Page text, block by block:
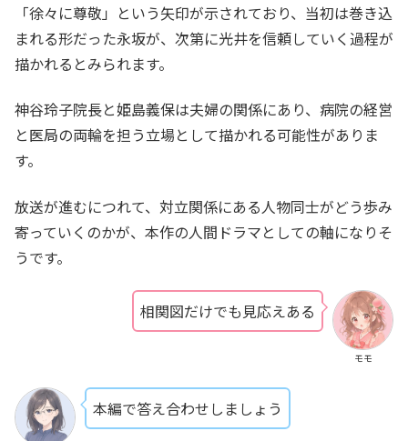
「徐々に尊敬」という矢印が示されており、当初は巻き込
まれる形だった永坂が、次第に光井を信頼していく過程が
描かれるとみられます。
神谷玲子院長と姫島義保は夫婦の関係にあり、病院の経営
と医局の両輪を担う立場として描かれる可能性がありま
す。
放送が進むにつれて、対立関係にある人物同士がどう歩み
寄っていくのかが、本作の人間ドラマとしての軸になりそ
うです。
モモ
相関図だけでも見応えある
本編で答え合わせしましょう